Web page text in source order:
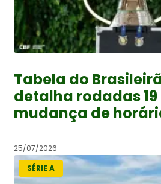
Tabela do
detalha rodadas 19
mudança de
25/07/2026
SÉRIE A